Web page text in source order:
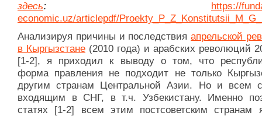
здесь:
https://
economic.uz/articlepdf/
Анализируя причины и последствияапрельской
в Кыргызстане (2010 года) и арабских революций
[1-2], я приходил к выводу о том, что
форма правления не подходит не только
другим странам Центральной Азии. Но и всем
входящим в СНГ, в т.ч. Узбекистану. Именно
статях [1-2] всем этим постсоветским странам